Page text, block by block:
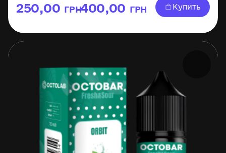
250,00 ГРН
–400,00 ГРН Купить